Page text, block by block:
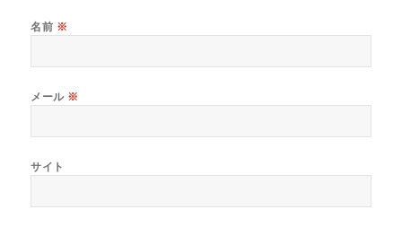
名前 ※
メール ※
サイト